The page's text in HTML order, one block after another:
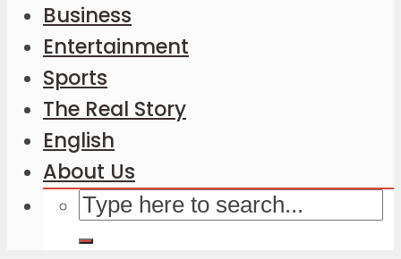
Business
Entertainment
Sports
The Real Story
English
About Us